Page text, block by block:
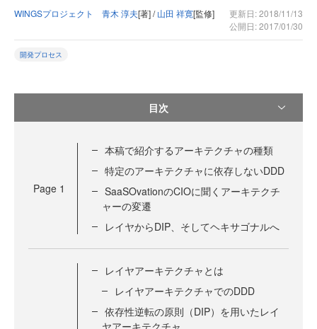
WINGSプロジェクト 青木 淳夫[著] /山田 祥寛[監修]
更新日: 2018/11/13
公開日: 2017/01/30
開発プロセス
目次
Page 1
本稿で紹介するアーキテクチャの種類
特定のアーキテクチャに依存しないDDD
SaaSOvationのCIOに聞くアーキテクチ
ャーの変遷
レイヤからDIP、そしてヘキサゴナルへ
レイヤアーキテクチャとは
レイヤアーキテクチャでのDDD
依存性逆転の原則（DIP）を用いたレイ
ヤアーキテクチャ